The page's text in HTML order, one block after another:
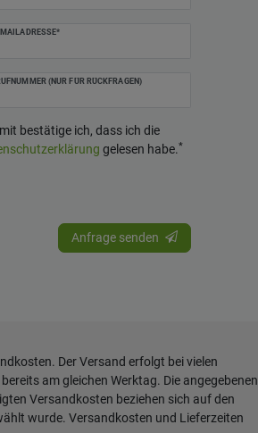
(NUR FÜR RÜCKFRAGEN)
bestätige ich, dass ich die
gelesen habe.*
Anfrage senden
. Der Versand erfolgt bei vielen
am gleichen Werktag. Die angegebenen
Versandkosten beziehen sich auf den
wurde. Versandkosten und Lieferzeiten